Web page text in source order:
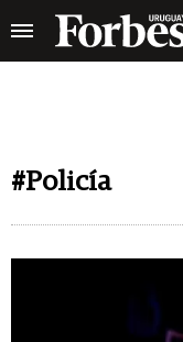
#Policía